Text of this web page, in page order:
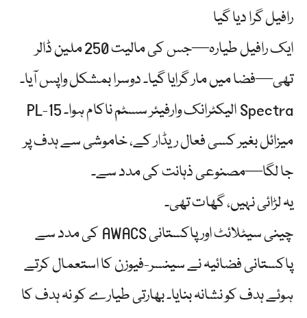
رافیل گرا دیا گیا
ایک رافیل طیارہ—جس کی مالیت 250 ملین ڈالر
تھی—فضا میں مار گرایا گیا۔ دوسرا بمشکل واپس آیا۔
Spectra الیکٹرانک وارفیئر سسٹم ناکام ہوا۔ PL-15
میزائل بغیر کسی فعال ریڈار کے، خاموشی سے ہدف پر
جا لگا—مصنوعی ذہانت کی مدد سے۔
یہ لڑائی نہیں، گھات تھی۔
چینی سیٹلائٹ اور پاکستانی AWACS کی مدد سے
پاکستانی فضائیہ نے سینسر-فیوزن کا استعمال کرتے
ہوئے ہدف کو نشانہ بنایا۔ بھارتی طیارے کو نہ ہدف کا